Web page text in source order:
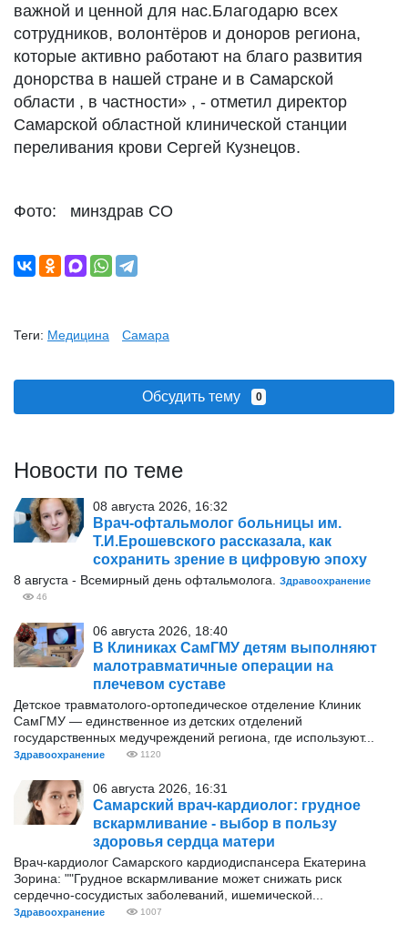
важной и ценной для нас.Благодарю всех
сотрудников, волонтёров и доноров региона,
которые активно работают на благо развития
донорства в нашей стране и в Самарской
области , в частности» , - отметил директор
Самарской областной клинической станции
переливания крови Сергей Кузнецов.
Фото: минздрав СО
Теги: Медицина Самара
Обсудить тему 0
Новости по теме
08 августа 2026, 16:32
Врач-офтальмолог больницы им.
Т.И.Ерошевского рассказала, как
сохранить зрение в цифровую эпоху
8 августа - Всемирный день офтальмолога. Здравоохранение
46
06 августа 2026, 18:40
В Клиниках СамГМУ детям выполняют
малотравматичные операции на
плечевом суставе
Детское травматолого-ортопедическое отделение Клиник
СамГМУ — единственное из детских отделений
государственных медучреждений региона, где используют...
Здравоохранение 1120
06 августа 2026, 16:31
Самарский врач-кардиолог: грудное
вскармливание - выбор в пользу
здоровья сердца матери
Врач-кардиолог Самарского кардиодиспансера Екатерина
Зорина: ""Грудное вскармливание может снижать риск
сердечно-сосудистых заболеваний, ишемической...
Здравоохранение 1007